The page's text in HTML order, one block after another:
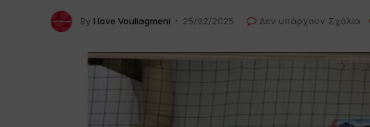
By I love Vouliagmeni 25/02/2025 Δεν υπάρχουν Σχόλια